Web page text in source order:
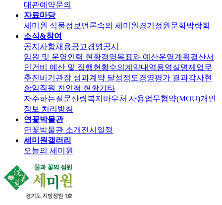
대관예약문의
자료마당
세미원 식물정보 언론속의 세미원 경기정원문화박람회
소식&참여
공지사항채용공고경영공시
임원 및 운영인력 현황경영목표와 예산운영계획결산서
인건비 예산 및 집행현황수의계약내역용역실명제 업무
추진비 기관장 성과계약 달성정도경영평가 결과감사현
황임직원 친인척 현황기타
자주하는질문산림복지바우처 사용업무협약(MOU)개인
정보 처리방침
연꽃박물관
연꽃박물관 소개 전시일정
세미원갤러리
오늘의 세미원